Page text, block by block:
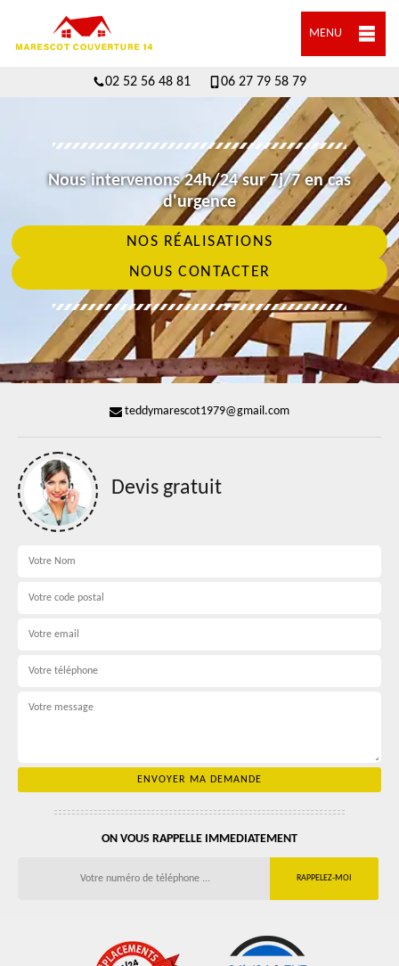
MENU
02 52 56 48 81 06 27 79 58 79
Nous intervenons 24h/24 sur 7j/7 en cas
d'urgence
NOS RÉALISATIONS
NOUS CONTACTER
teddymarescot1979@gmail.com
Devis gratuit
ON VOUS RAPPELLE IMMEDIATEMENT